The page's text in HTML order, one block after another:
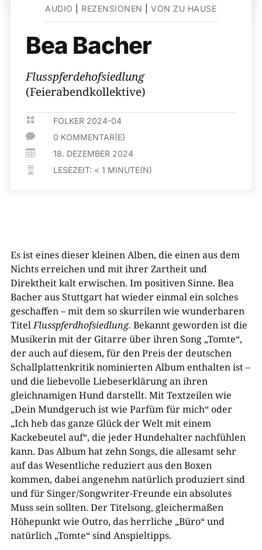
AUDIO REZENSIONEN |VON ZU HAUSE
Bea Bacher
Flusspferdehofsiedlung
(Feierabendkollektive)
 FOLKER 2024-04
 0 KOMMENTAR(E)
 18. DEZEMBER 2024
 LESEZEIT: < 1 MINUTE(N)
Es ist eines dieser kleinen Alben, die einen aus dem
Nichts erreichen und mit ihrer Zartheit und
Direktheit kalt erwischen. Im positiven Sinne. Bea
Bacher aus Stuttgart hat wieder einmal ein solches
geschaffen – mit dem so skurrilen wie wunderbaren
TitelFlusspferdhofsiedlung. Bekannt geworden ist die
Musikerin mit der Gitarre über ihren Song „Tomte“,
der auch auf diesem, für den Preis der deutschen
Schallplattenkritik nominierten Album enthalten ist –
und die liebevolle Liebeserklärung an ihren
gleichnamigen Hund darstellt. Mit Textzeilen wie
„Dein Mundgeruch ist wie Parfüm für mich“ oder
„Ich heb das ganze Glück der Welt mit einem
Kackebeutel auf“, die jeder Hundehalter nachfühlen
kann. Das Album hat zehn Songs, die allesamt sehr
auf das Wesentliche reduziert aus den Boxen
kommen, dabei angenehm natürlich produziert sind
und für Singer/Songwriter-Freunde ein absolutes
Muss sein sollten. Der Titelsong, gleichermaßen
Höhepunkt wie Outro, das herrliche „Büro“ und
natürlich „Tomte“ sind Anspieltipps.